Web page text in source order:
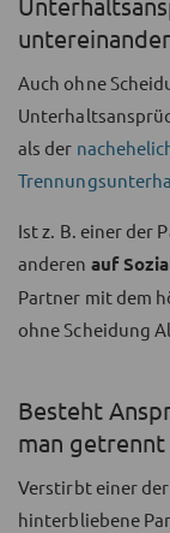
Auch ohne
als der
Ist z. B. einer der
anderen auf
Partner mit dem
ohne Scheidung
Besteht
man
Verstirbt einer
hinterbliebene